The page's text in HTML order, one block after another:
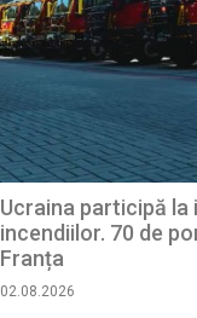
Ucraina participă la
incendiilor. 70 de
Franța
02.08.2026